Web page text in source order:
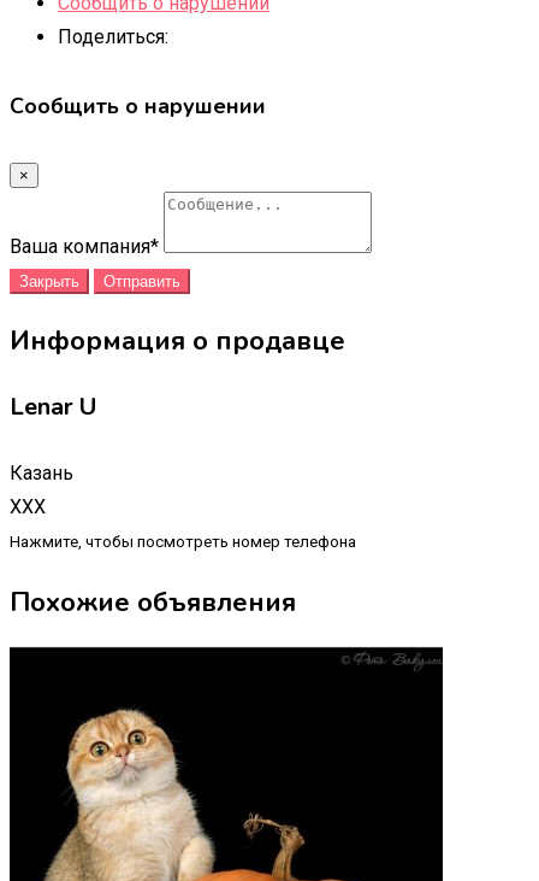
Поделиться:
Сообщить о нарушении
×
Ваша компания*
Закрыть Отправить
Информация о продавце
Lenar U
Казань
XXX
Нажмите, чтобы посмотреть номер телефона
Похожие объявления